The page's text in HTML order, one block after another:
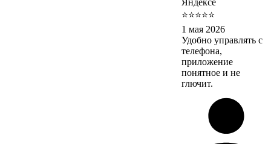
Яндексе
⭐⭐⭐⭐⭐
1 мая 2026
Удобно управлять с
телефона,
приложение
понятное и не
глючит.